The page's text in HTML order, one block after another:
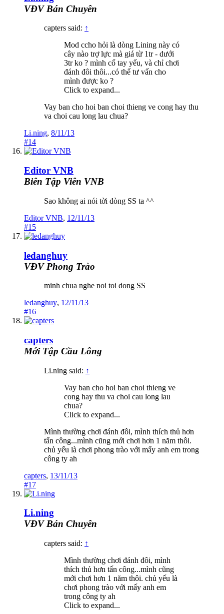
VĐV Bán Chuyên
capters said: ↑
Mod ccho hỏi là dòng Lining này có
cây nào trợ lực mà giá từ 1tr - dưới
3tr ko ? mình cổ tay yếu, và chỉ chơi
đánh đôi thôi...có thể tư vấn cho
mình được ko ?
Click to expand...
Vay ban cho hoi ban choi thieng ve cong hay thu
va choi cau long lau chua?
Li.ning, 8/11/13
#14
Editor VNB
Biên Tập Viên VNB
Sao không ai nói tời dòng SS ta ^^
Editor VNB, 12/11/13
#15
ledanghuy
VĐV Phong Trào
minh chua nghe noi toi dong SS
ledanghuy, 12/11/13
#16
capters
Mới Tập Cầu Lông
Li.ning said: ↑
Vay ban cho hoi ban choi thieng ve
cong hay thu va choi cau long lau
chua?
Click to expand...
Mình thường chơi đánh đôi, mình thích thủ hơn
tấn công...mình cũng mới chơi hơn 1 năm thôi.
chủ yếu là chơi phong trào với mấy anh em trong
công ty ah
capters, 13/11/13
#17
Li.ning
VĐV Bán Chuyên
capters said: ↑
Mình thường chơi đánh đôi, mình
thích thủ hơn tấn công...mình cũng
mới chơi hơn 1 năm thôi. chủ yếu là
chơi phong trào với mấy anh em
trong công ty ah
Click to expand...